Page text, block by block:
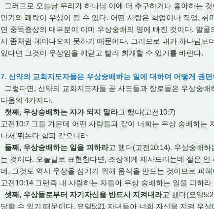
그러므로 오늘날 우리가 하나님 이에 더 추구하거나 좋아하는
인기와 쾌락이 우상이 될 수 있다. 어떤 사람은 학업이나 직업,
면 중독증상의 대부분이 이미 우상숭배의 영에 빠진 것이다. 알
서 좀처럼 헤어나오지 못하기 때문이다. 그러므로 내가 하나님보
있다면 그것이 우상임을 깨닫고 빨리 회개할 수 있기를 바란다.
7. 신약의 교회지도자들은 우상숭배하는 일에 대하여 어떻게 권
그렇다면, 신약의 교회지도자들 곧 사도들과 장로들은 우상숭
다음의 4가지다.
첫째, 우상숭배하는 자가 되지 말라고 했다(고전10:7)
고전10:7 그들 가운데 어떤 사람들과 같이 너희는 우상 숭배하는
나서 뛰논다 함과 같으니라
둘째, 우상숭배하는 일을 피하라고 했다(고전10:14). 우상숭배
는 것이다. 오늘날로 표현한다면, 조상에게 제사드리는데 절은
데, 그것도 역시 우상을 섬기기 위해 음식을 만드는 것이므로 피
고전10:14 그런즉 내 사랑하는 자들아 우상 숭배하는 일을 피하라
셋째, 우상들로부터 자기자신을 반드시 지켜내라고 했다(요일
당할 수 있기 때문이다. 요일5:21 자녀들아 너희 자신을 지켜 우